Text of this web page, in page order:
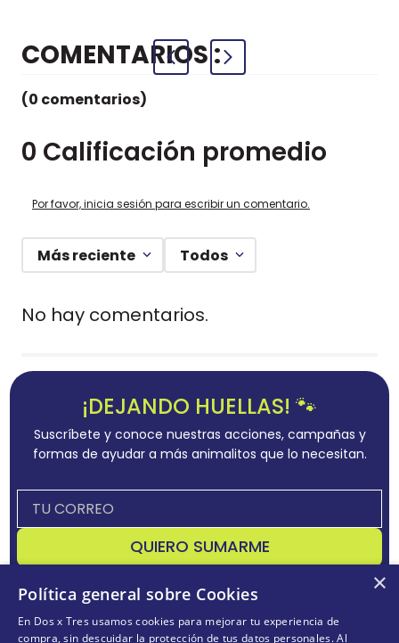
COMENTARIOS
0 Calificación promedio
(0 comentarios)
Por favor, inicia sesión para escribir un comentario.
Más reciente Todos
No hay comentarios.
¡DEJANDO HUELLAS! 🐾
Suscríbete y conoce nuestras acciones, campañas y
formas de ayudar a más animalitos que lo necesitan.
QUIERO SUMARME
×
Política general sobre Cookies
En Dos x Tres usamos cookies para mejorar tu experiencia de
compra, sin descuidar la protección de tus datos personales. Al